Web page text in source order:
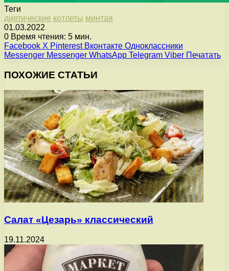
Теги
диетические котлеты минтая
01.03.2022
0 Время чтения: 5 мин.
Facebook X Pinterest Вконтакте Одноклассники
Messenger Messenger WhatsApp Telegram Viber Печатать
ПОХОЖИЕ СТАТЬИ
Салат «Цезарь» классический
19.11.2024